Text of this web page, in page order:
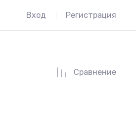
Вход Регистрация
Сравнение